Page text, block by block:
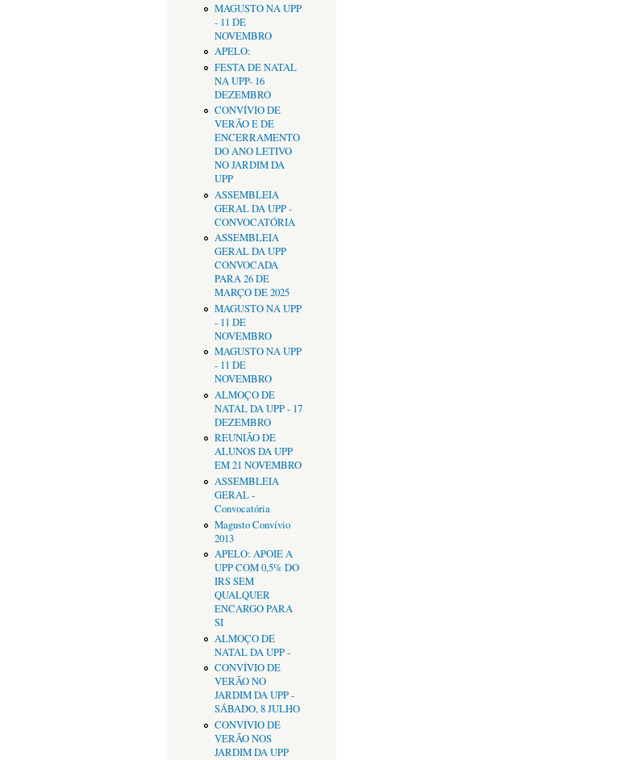
MAGUSTO NA UPP
- 11 DE
NOVEMBRO
APELO:
FESTA DE NATAL
NA UPP- 16
DEZEMBRO
CONVÍVIO DE
VERÃO E DE
ENCERRAMENTO
DO ANO LETIVO
NO JARDIM DA
UPP
ASSEMBLEIA
GERAL DA UPP -
CONVOCATÓRIA
ASSEMBLEIA
GERAL DA UPP
CONVOCADA
PARA 26 DE
MARÇO DE 2025
MAGUSTO NA UPP
- 11 DE
NOVEMBRO
MAGUSTO NA UPP
- 11 DE
NOVEMBRO
ALMOÇO DE
NATAL DA UPP - 17
DEZEMBRO
REUNIÃO DE
ALUNOS DA UPP
EM 21 NOVEMBRO
ASSEMBLEIA
GERAL -
Convocatória
Magusto Convívio
2013
APELO: APOIE A
UPP COM 0,5% DO
IRS SEM
QUALQUER
ENCARGO PARA
SI
ALMOÇO DE
NATAL DA UPP -
CONVÍVIO DE
VERÃO NO
JARDIM DA UPP -
SÁBADO, 8 JULHO
CONVÍVIO DE
VERÃO NOS
JARDIM DA UPP